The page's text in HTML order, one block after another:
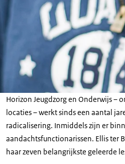
Horizon Jeugdzorg en Onderwijs –
locaties – werkt sinds een aantal
radicalisering. Inmiddels zijn er
aandachtsfunctionarissen. Ellis ter
haar zeven belangrijkste geleerde